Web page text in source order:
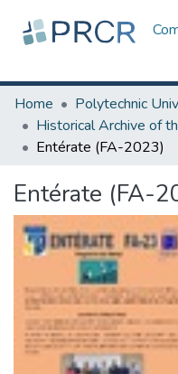
Home
Entérate (FA-2023)
Entérate (FA-